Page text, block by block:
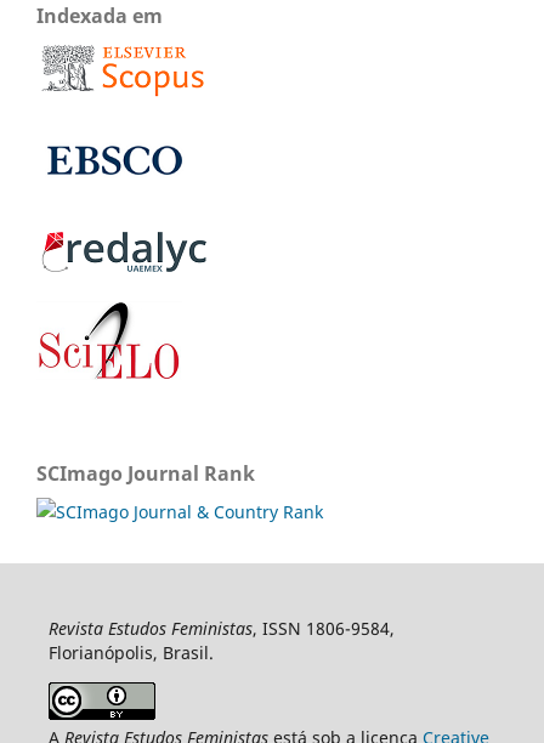
Indexada em
SCImago Journal Rank
Revista Estudos Feministas, ISSN 1806-9584,
Florianópolis, Brasil.
A Revista Estudos Feministasestá sob a licença Creative